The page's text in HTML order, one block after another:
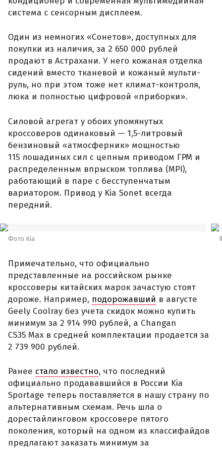
система с сенсорным дисплеем.
Один из немногих «Сонетов», доступных для
покупки из наличия, за 2 650 000 рублей
продают в Астрахани. У него кожаная отделка
сидений вместо тканевой и кожаный мульти-
руль, но при этом тоже нет климат-контроля,
люка и полностью цифровой «приборки».
Силовой агрегат у обоих упомянутых
кроссоверов одинаковый — 1,5-литровый
бензиновый «атмосферник» мощностью
115 лошадиных сил с цепным приводом ГРМ и
распределенным впрыском топлива (MPI),
работающий в паре с бесступенчатым
вариатором. Привод у Kia Sonet всегда
передний.
Фото Kia
Примечательно, что официально
представленные на российском рынке
кроссоверы китайских марок зачастую стоят
дороже. Например, подорожавший в августе
Geely Coolray без учета скидок можно купить
минимум за 2 914 990 рублей, а Changan
CS35 Max в средней комплектации продается за
2 739 900 рублей.
Ранее стало известно, что последний
официально продававшийся в России Kia
Sportage теперь поставляется в нашу страну по
альтернативным схемам. Речь шла о
дорестайлинговом кроссовере пятого
поколения, который на одном из классифайдов
предлагают заказать минимум за